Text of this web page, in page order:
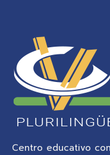
Centro educativo